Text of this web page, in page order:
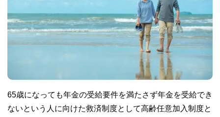
65歳になっても年金の受給要件を満たさず年金を受給でき
ないという人に向けた救済制度として高齢任意加入制度と